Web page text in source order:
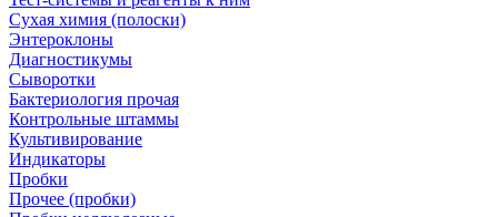
Сухая химия (полоски)
Энтероклоны
Диагностикумы
Сыворотки
Бактериология прочая
Контрольные штаммы
Культивирование
Индикаторы
Пробки
Прочее (пробки)